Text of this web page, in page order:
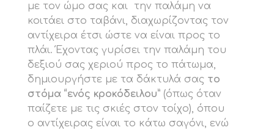
με τον ώμο σας και την παλάμη να
κοιτάει στο ταβάνι, διαχωρίζοντας τον
αντίχειρα έτσι ώστε να είναι προς το
πλάι. Έχοντας γυρίσει την παλάμη του
δεξιού σας χεριού προς το πάτωμα,
δημιουργήστε με τα δάκτυλά σας το
στόμα “ενός κροκόδειλου”(όπως όταν
παίζετε με τις σκιές στον τοίχο), όπου
ο αντίχειρας είναι το κάτω σαγόνι, ενώ